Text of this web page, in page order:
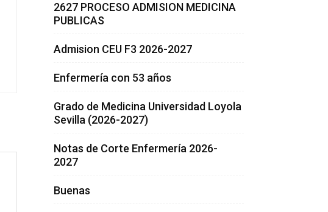
2627 PROCESO ADMISION MEDICINA
PUBLICAS
Admision CEU F3 2026-2027
Enfermería con 53 años
Grado de Medicina Universidad Loyola
Sevilla (2026-2027)
Notas de Corte Enfermería 2026-
2027
Buenas